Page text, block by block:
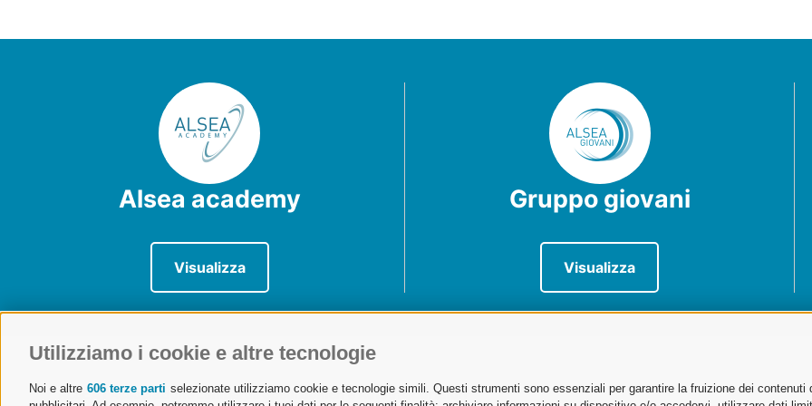
Utilizziamo i cookie e altre tecnologie
Noi e altre 606 terze parti selezionate utilizziamo cookie e tecnologie simili. Questi strumenti sono essenziali per garantire la fruizione dei
Alsea academy
Visualizza
Gruppo giovani
Visualizza
ALSEA | Associazione Lombarda Spedizionieri e Autotrasportatori